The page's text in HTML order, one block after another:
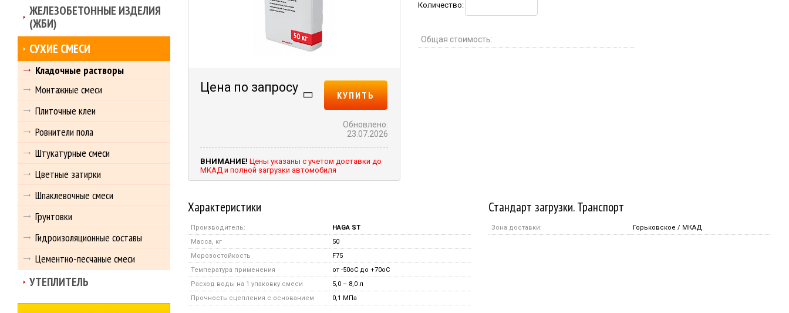
Цена по запросу
КУПИТЬ
Обновлено:
23.07.2026
ВНИМАНИЕ! Цены указаны с учетом доставки до
МКАД и полной загрузки автомобиля
Количество:
Общая стоимость:
Характеристики
Производитель:
HAGA ST
Масса, кг
50
Морозостойкость
F75
Температура применения
от -50оС до +70оС
Расход воды на 1 упаковку смеси
5,0 – 8,0 л
Прочность сцепления с основанием
0,1 МПа
Стандарт загрузки. Транспорт
Зона доставки: Горьковское / МКАД
ЖЕЛЕЗОБЕТОННЫЕ ИЗДЕЛИЯ
(ЖБИ)
СУХИЕ СМЕСИ
Кладочные растворы
Монтажные смеси
Плиточные клеи
Ровнители пола
Штукатурные смеси
Цветные затирки
Шпаклевочные смеси
Грунтовки
Гидроизоляционные составы
Цементно-песчаные смеси
УТЕПЛИТЕЛЬ